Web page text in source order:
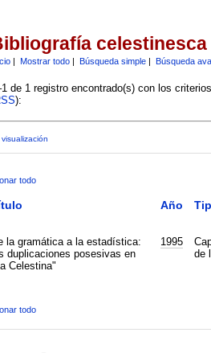
celestinesca
| Mostrar todo| Búsqueda simple| Búsqueda
de 1 registro encontrado(s) con los
):
todo
Año
la gramática a la estadística:
duplicaciones posesivas en
Celestina"
1995
de
todo